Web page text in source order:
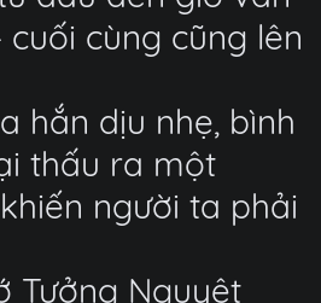
cùng cũng lên
hắn dịu nhẹ, bình
thấu ra một
người ta phải
Tưởng Nguyệt